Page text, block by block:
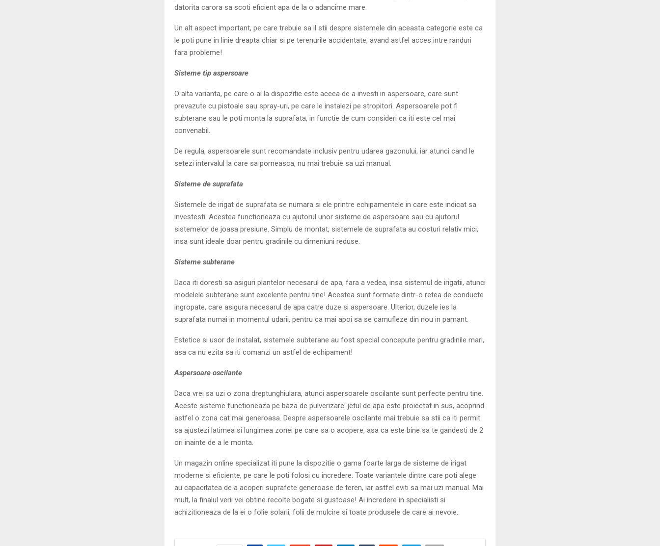
datorita carora sa scoti eficient apa de la o adancime mare.
Un alt aspect important, pe care trebuie sa il stii despre sistemele din aceasta categorie este ca
le poti pune in linie dreapta chiar si pe terenurile accidentate, avand astfel acces intre randuri
fara probleme!
Sisteme tip aspersoare
O alta varianta, pe care o ai la dispozitie este aceea de a investi in aspersoare, care sunt
prevazute cu pistoale sau spray-uri, pe care le instalezi pe stropitori. Aspersoarele pot fi
subterane sau le poti monta la suprafata, in functie de cum consideri ca iti este cel mai
convenabil.
De regula, aspersoarele sunt recomandate inclusiv pentru udarea gazonului, iar atunci cand le
setezi intervalul la care sa porneasca, nu mai trebuie sa uzi manual.
Sisteme de suprafata
Sistemele de irigat de suprafata se numara si ele printre echipamentele in care este indicat sa
investesti. Acestea functioneaza cu ajutorul unor sisteme de aspersoare sau cu ajutorul
sistemelor de joasa presiune. Simplu de montat, sistemele de suprafata au costuri relativ mici,
insa sunt ideale doar pentru gradinile cu dimeniuni reduse.
Sisteme subterane
Daca iti doresti sa asiguri plantelor necesarul de apa, fara a vedea, insa sistemul de irigatii, atunci
modelele subterane sunt excelente pentru tine! Acestea sunt formate dintr-o retea de conducte
ingropate, care asigura necesarul de apa catre duze si aspersoare. Ulterior, duzele ies la
suprafata numai in momentul udarii, pentru ca mai apoi sa se camufleze din nou in pamant.
Estetice si usor de instalat, sistemele subterane au fost special concepute pentru gradinile mari,
asa ca nu ezita sa iti comanzi un astfel de echipament!
Aspersoare oscilante
Daca vrei sa uzi o zona dreptunghiulara, atunci aspersoarele oscilante sunt perfecte pentru tine.
Aceste sisteme functioneaza pe baza de pulverizare: jetul de apa este proiectat in sus, acoprind
astfel o zona cat mai generoasa. Despre aspersoarele oscilante mai trebuie sa stii ca iti permit
sa ajustezi latimea si lungimea zonei pe care sa o acopere, asa ca este bine sa te gandesti de 2
ori inainte de a le monta.
Un magazin online specializat iti pune la dispozitie o gama foarte larga de sisteme de irigat
moderne si eficiente, pe care le poti folosi cu incredere. Toate variantele dintre care poti alege
au capacitatea de a acoperi suprafete generoase de teren, iar astfel eviti sa mai uzi manual. Mai
mult, la finalul verii vei obtine recolte bogate si gustoase! Ai incredere in specialisti si
achizitioneaza de la ei o folie solarii, folii de mulcire si toate produsele de care ai nevoie.